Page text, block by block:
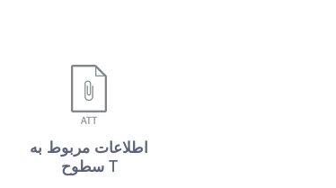
اطلاعات مربوط به
سطوح T